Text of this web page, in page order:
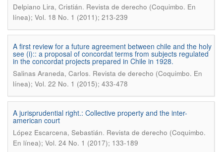
Delpiano Lira, Cristián. Revista de derecho (Coquimbo. En
línea); Vol. 18 No. 1 (2011); 213-239
A first review for a future agreement between chile and the holy
see (i):: a proposal of concordat terms from subjects regulated
in the concordat projects prepared in Chile in 1928.
Salinas Araneda, Carlos. Revista de derecho (Coquimbo. En
línea); Vol. 22 No. 1 (2015); 433-478
A jurisprudential right.: Collective property and the inter-
american court
López Escarcena, Sebastián. Revista de derecho (Coquimbo.
En línea); Vol. 24 No. 1 (2017); 133-189